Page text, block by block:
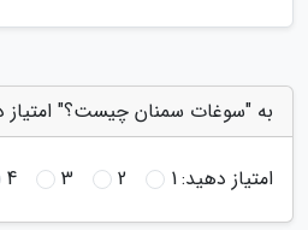
به "سوغات سمنان چیست؟" امتیاز
امتیاز دهید:1
2
3
4